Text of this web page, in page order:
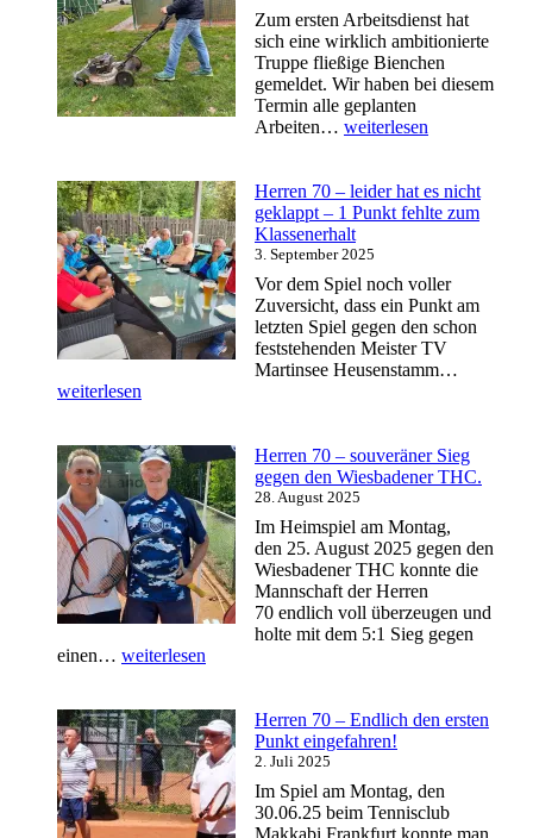
Zum ersten Arbeitsdienst hat
sich eine wirklich ambitionierte
Truppe fließige Bienchen
gemeldet. Wir haben bei diesem
Termin alle geplanten
Arbeiten… Erster
–
fleißige
Bienchen
weiterlesen
Herren 70 – leider hat es nicht
geklappt – 1 Punkt fehlte zum
Klassenerhalt
3. September 2025
Vor dem Spiel noch voller
Zuversicht, dass ein Punkt am
letzten Spiel gegen den schon
feststehenden Meister TV
Martinsee Heusenstamm…
es
nicht
Punkt
fehlte
zum
weiterlesen
Herren 70 – souveräner Sieg
gegen den Wiesbadener THC.
28. August 2025
Im Heimspiel am Montag,
den 25. August 2025 gegen den
Wiesbadener THC konnte die
Mannschaft der Herren
70 endlich voll überzeugen und
holte mit dem 5:1 Sieg gegen
einen… Herren
souveräner
Sieg
gegen
den
Wiesbadener
THC.
weiterlesen
Herren 70 – Endlich den ersten
Punkt eingefahren!
2. Juli 2025
Im Spiel am Montag, den
30.06.25 beim Tennisclub
Makkabi Frankfurt konnte man